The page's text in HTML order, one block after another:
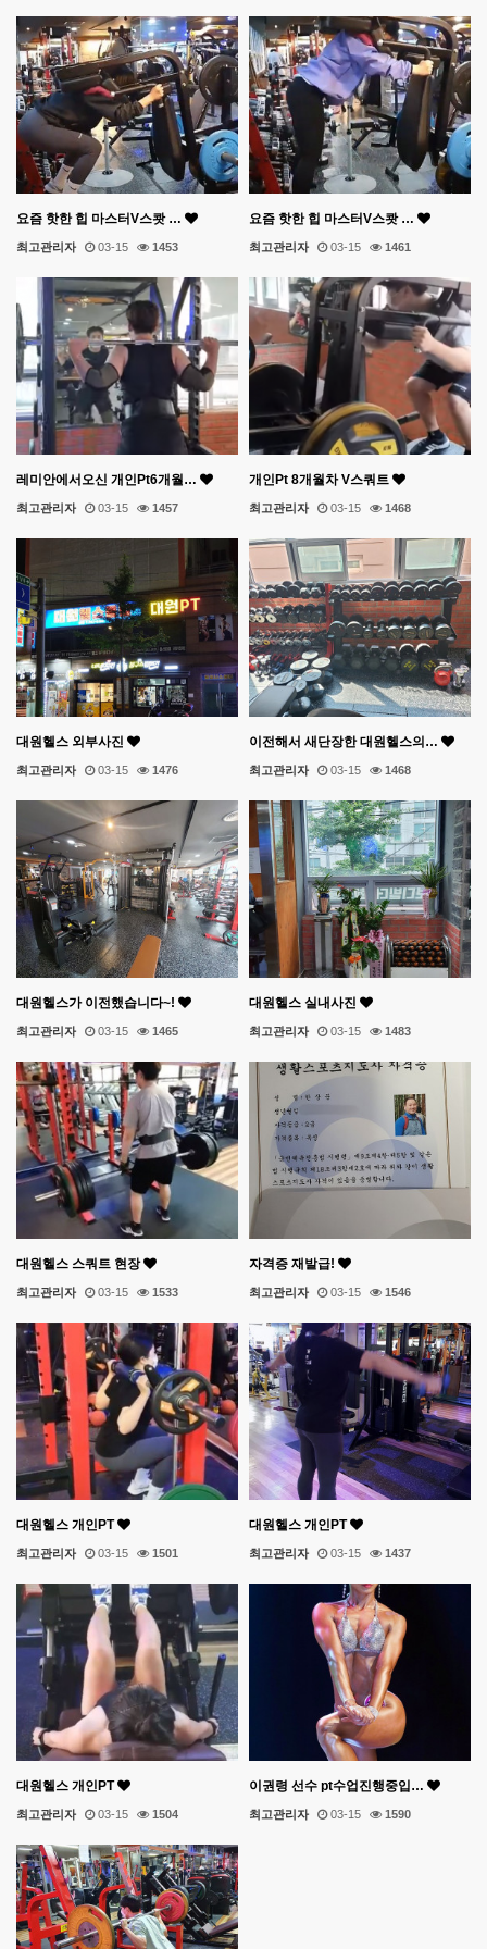
요즘 핫한 힙 마스터V스쾃 …
최고관리자 03-15 1453
요즘 핫한 힙 마스터V스쾃 …
최고관리자 03-15 1461
레미안에서오신 개인Pt6개월…
최고관리자 03-15 1457
개인Pt 8개월차 V스쿼트
최고관리자 03-15 1468
대원헬스 외부사진
최고관리자 03-15 1476
이전해서 새단장한 대원헬스의…
최고관리자 03-15 1468
대원헬스가 이전했습니다~!
최고관리자 03-15 1465
대원헬스 실내사진
최고관리자 03-15 1483
대원헬스 스쿼트 현장
최고관리자 03-15 1533
자격증 재발급!
최고관리자 03-15 1546
대원헬스 개인PT
최고관리자 03-15 1501
대원헬스 개인PT
최고관리자 03-15 1437
대원헬스 개인PT
최고관리자 03-15 1504
이권령 선수 pt수업진행중입…
최고관리자 03-15 1590